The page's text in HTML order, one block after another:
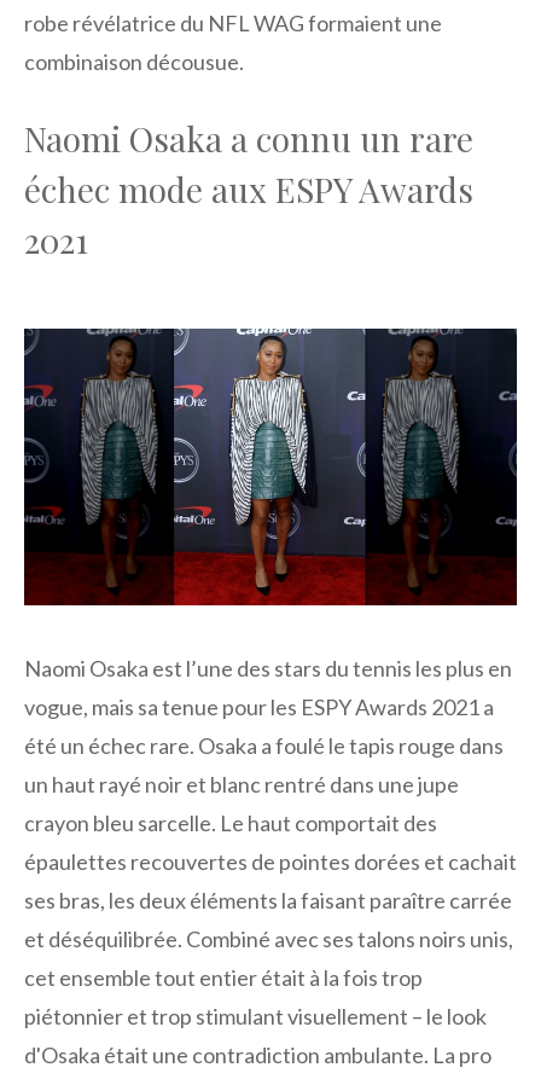
robe révélatrice du NFL WAG formaient une
combinaison décousue.
Naomi Osaka a connu un rare
échec mode aux ESPY Awards
2021
Naomi Osaka est l’une des stars du tennis les plus en
vogue, mais sa tenue pour les ESPY Awards 2021 a
été un échec rare. Osaka a foulé le tapis rouge dans
un haut rayé noir et blanc rentré dans une jupe
crayon bleu sarcelle. Le haut comportait des
épaulettes recouvertes de pointes dorées et cachait
ses bras, les deux éléments la faisant paraître carrée
et déséquilibrée. Combiné avec ses talons noirs unis,
cet ensemble tout entier était à la fois trop
piétonnier et trop stimulant visuellement – ​​le look
d'Osaka était une contradiction ambulante. La pro